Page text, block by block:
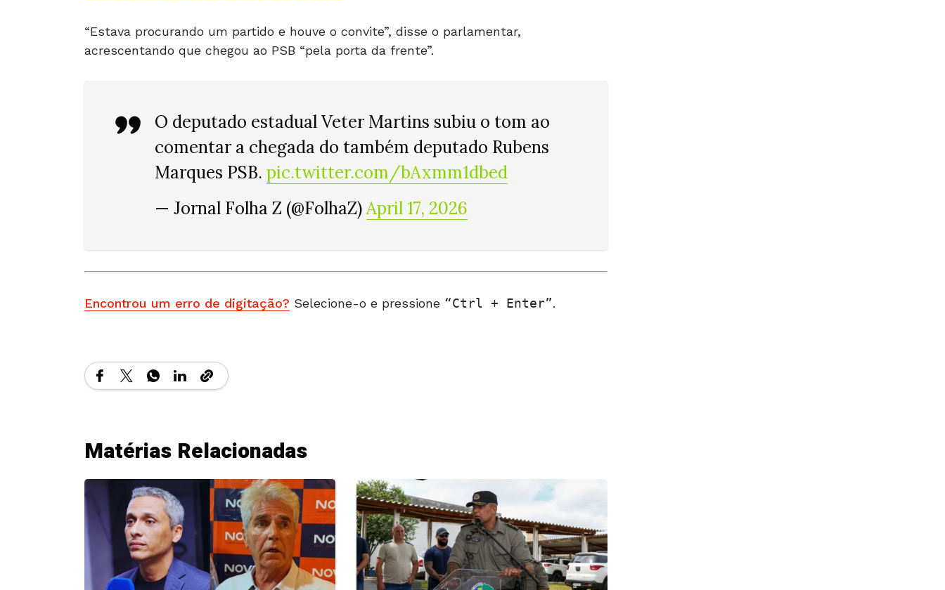
“Estava procurando um partido e houve o convite”, disse o parlamentar,
acrescentando que chegou ao PSB “pela porta da frente”.
O deputado estadual Veter Martins subiu o tom ao
comentar a chegada do também deputado Rubens
Marques PSB. pic.twitter.com/bAxmm1dbed
— Jornal Folha Z (@FolhaZ)April 17, 2026
Encontrou um erro de digitação? Selecione-o e pressione Ctrl + Enter .
Matérias Relacionadas